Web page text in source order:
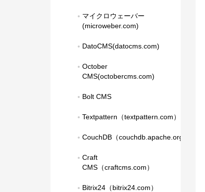
マイクロウェーバー
(microweber.com)
DatoCMS(datocms.com)
October
CMS(octobercms.com)
Bolt CMS
Textpattern（textpattern.com）
CouchDB（couchdb.apache.org）
Craft
CMS（craftcms.com）
Bitrix24（bitrix24.com）